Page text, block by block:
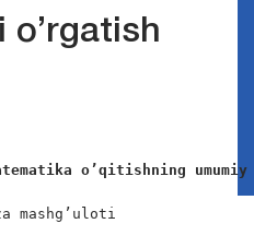
o’rgatish
o’qitishning
mashg’uloti